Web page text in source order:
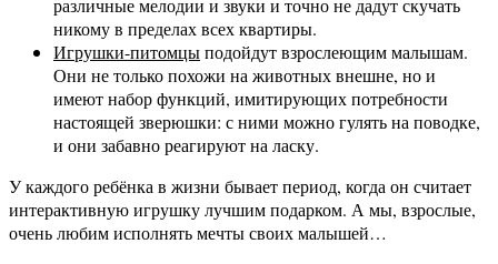
различные мелодии и звуки и точно не дадут скучать
никому в пределах всех квартиры.
Игрушки-питомцыподойдут взрослеющим малышам.
Они не только похожи на животных внешне, но и
имеют набор функций, имитирующих потребности
настоящей зверюшки: с ними можно гулять на поводке,
и они забавно реагируют на ласку.
У каждого ребёнка в жизни бывает период, когда он считает
интерактивную игрушку лучшим подарком. А мы, взрослые,
очень любим исполнять мечты своих малышей…